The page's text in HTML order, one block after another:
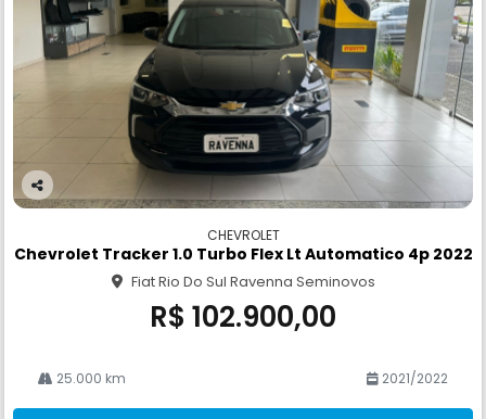
Co
rtil
CHEVROLET
Chevrolet Tracker 1.0 Turbo Flex Lt Automatico 4p 2022
Fiat Rio Do Sul Ravenna Seminovos
R$ 102.900,00
25.000 km 2021/2022